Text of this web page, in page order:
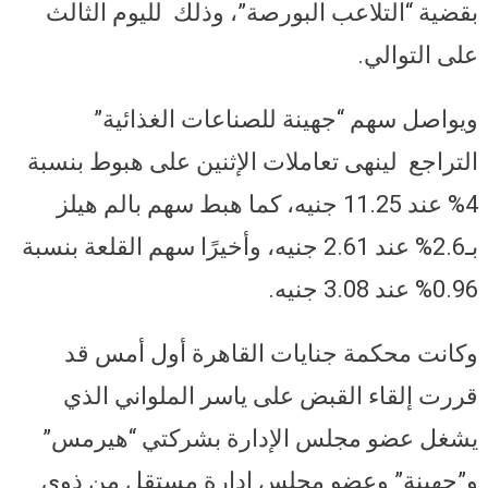
بقضية “التلاعب البورصة”، وذلك لليوم الثالث
على التوالي.
ويواصل سهم “جهينة للصناعات الغذائية”
التراجع لينهى تعاملات الإثنين على هبوط بنسبة
4% عند 11.25 جنيه، كما هبط سهم بالم هيلز
بـ2.6% عند 2.61 جنيه، وأخيرًا سهم القلعة بنسبة
0.96% عند 3.08 جنيه
.
وكانت محكمة جنايات القاهرة أول أمس قد
قررت إلقاء القبض على ياسر الملواني الذي
يشغل عضو مجلس الإدارة بشركتي “هيرمس”
و”جهينة” وعضو مجلس إدارة مستقل من ذوي